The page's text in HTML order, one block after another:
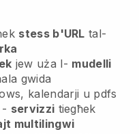
stess b'URL tal-
jew uża l- mudelli
gwida
kalendarji u pdfs
- servizzi tiegħek
multilingwi